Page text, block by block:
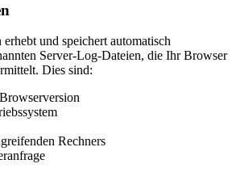
und speichert automatisch
Server-Log-Dateien, die Ihr Browser
Dies sind:
Rechners